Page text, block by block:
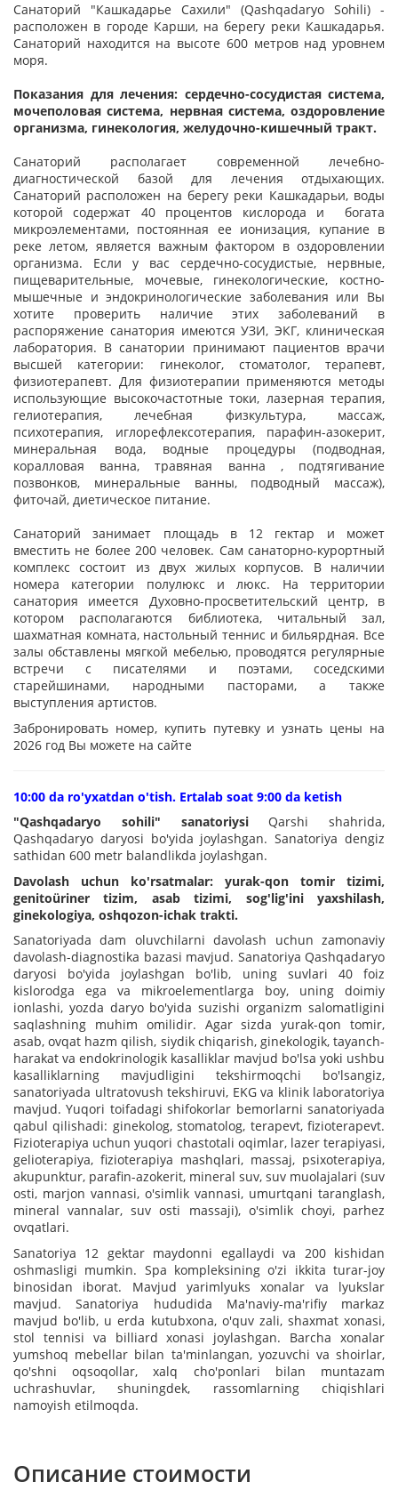
Санаторий "Кашкадарье Сахили" (Qashqadaryo Sohili) -
расположен в городе Карши, на берегу реки Кашкадарья.
Санаторий находится на высоте 600 метров над уровнем
моря.
Показания для лечения: сердечно-сосудистая система,
мочеполовая система, нервная система, оздоровление
организма, гинекология, желудочно-кишечный тракт.
Санаторий располагает современной лечебно-
диагностической базой для лечения отдыхающих.
Санаторий расположен на берегу реки Кашкадарьи, воды
которой содержат 40 процентов кислорода и богата
микроэлементами, постоянная ее ионизация, купание в
реке летом, является важным фактором в оздоровлении
организма. Если у вас сердечно-сосудистые, нервные,
пищеварительные, мочевые, гинекологические, костно-
мышечные и эндокринологические заболевания или Вы
хотите проверить наличие этих заболеваний в
распоряжение санатория имеются УЗИ, ЭКГ, клиническая
лаборатория. В санатории принимают пациентов врачи
высшей категории: гинеколог, стоматолог, терапевт,
физиотерапевт. Для физиотерапии применяются методы
использующие высокочастотные токи, лазерная терапия,
гелиотерапия, лечебная физкультура, массаж,
психотерапия, иглорефлексотерапия, парафин-азокерит,
минеральная вода, водные процедуры (подводная,
коралловая ванна, травяная ванна , подтягивание
позвонков, минеральные ванны, подводный массаж),
фиточай, диетическое питание.
Санаторий занимает площадь в 12 гектар и может
вместить не более 200 человек. Сам санаторно-курортный
комплекс состоит из двух жилых корпусов. В наличии
номера категории полулюкс и люкс. На территории
санатория имеется Духовно-просветительский центр, в
котором располагаются библиотека, читальный зал,
шахматная комната, настольный теннис и бильярдная. Все
залы обставлены мягкой мебелью, проводятся регулярные
встречи с писателями и поэтами, соседскими
старейшинами, народными пасторами, а также
выступления артистов.
Забронировать номер, купить путевку и узнать цены на
2026 год Вы можете на сайте
10:00 da ro'yxatdan o'tish. Ertalab soat 9:00 da ketish
"Qashqadaryo sohili" sanatoriysiQarshi shahrida,
Qashqadaryo daryosi bo'yida joylashgan. Sanatoriya dengiz
sathidan 600 metr balandlikda joylashgan.
Davolash uchun ko'rsatmalar: yurak-qon tomir tizimi,
genitoüriner tizim, asab tizimi, sog'lig'ini yaxshilash,
ginekologiya, oshqozon-ichak trakti.
Sanatoriyada dam oluvchilarni davolash uchun zamonaviy
davolash-diagnostika bazasi mavjud. Sanatoriya Qashqadaryo
daryosi bo'yida joylashgan bo'lib, uning suvlari 40 foiz
kislorodga ega va mikroelementlarga boy, uning doimiy
ionlashi, yozda daryo bo'yida suzishi organizm salomatligini
saqlashning muhim omilidir. Agar sizda yurak-qon tomir,
asab, ovqat hazm qilish, siydik chiqarish, ginekologik, tayanch-
harakat va endokrinologik kasalliklar mavjud bo'lsa yoki ushbu
kasalliklarning mavjudligini tekshirmoqchi bo'lsangiz,
sanatoriyada ultratovush tekshiruvi, EKG va klinik laboratoriya
mavjud. Yuqori toifadagi shifokorlar bemorlarni sanatoriyada
qabul qilishadi: ginekolog, stomatolog, terapevt, fizioterapevt.
Fizioterapiya uchun yuqori chastotali oqimlar, lazer terapiyasi,
gelioterapiya, fizioterapiya mashqlari, massaj, psixoterapiya,
akupunktur, parafin-azokerit, mineral suv, suv muolajalari (suv
osti, marjon vannasi, o'simlik vannasi, umurtqani taranglash,
mineral vannalar, suv osti massaji), o'simlik choyi, parhez
ovqatlari.
Sanatoriya 12 gektar maydonni egallaydi va 200 kishidan
oshmasligi mumkin. Spa kompleksining o'zi ikkita turar-joy
binosidan iborat. Mavjud yarimlyuks xonalar va lyukslar
mavjud. Sanatoriya hududida Ma'naviy-ma'rifiy markaz
mavjud bo'lib, u erda kutubxona, o'quv zali, shaxmat xonasi,
stol tennisi va billiard xonasi joylashgan. Barcha xonalar
yumshoq mebellar bilan ta'minlangan, yozuvchi va shoirlar,
qo'shni oqsoqollar, xalq cho'ponlari bilan muntazam
uchrashuvlar, shuningdek, rassomlarning chiqishlari
namoyish etilmoqda.
Описание стоимости